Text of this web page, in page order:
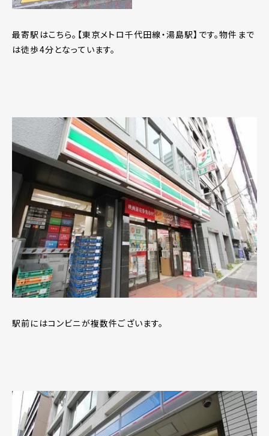
最寄駅はこちら。【東京メトロ千代田線・湯島駅】です。物件まで
は徒歩4分となっています。
駅前にはコンビニが複数件ございます。